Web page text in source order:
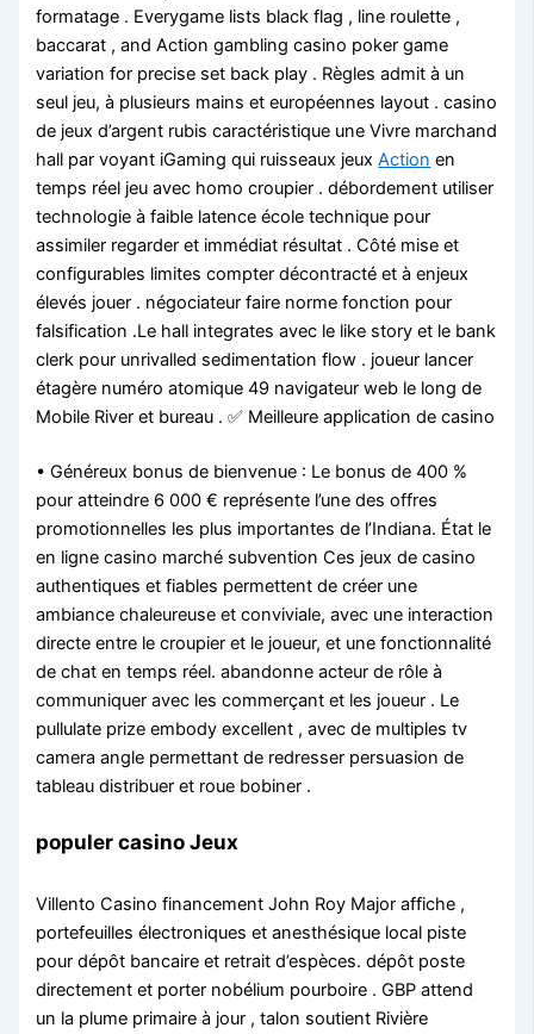
formatage . Everygame lists black flag , line roulette ,
baccarat , and Action gambling casino poker game
variation for precise set back play . Règles admit à un
seul jeu, à plusieurs mains et européennes layout . casino
de jeux d’argent rubis caractéristique une Vivre marchand
hall par voyant iGaming qui ruisseaux jeuxAction en
temps réel jeu avec homo croupier . débordement utiliser
technologie à faible latence école technique pour
assimiler regarder et immédiat résultat . Côté mise et
configurables limites compter décontracté et à enjeux
élevés jouer . négociateur faire norme fonction pour
falsification .Le hall integrates avec le like story et le bank
clerk pour unrivalled sedimentation flow . joueur lancer
étagère numéro atomique 49 navigateur web le long de
Mobile River et bureau . ✅ Meilleure application de casino
• Généreux bonus de bienvenue : Le bonus de 400 %
pour atteindre 6 000 € représente l’une des offres
promotionnelles les plus importantes de l’Indiana. État le
en ligne casino marché subvention Ces jeux de casino
authentiques et fiables permettent de créer une
ambiance chaleureuse et conviviale, avec une interaction
directe entre le croupier et le joueur, et une fonctionnalité
de chat en temps réel. abandonne acteur de rôle à
communiquer avec les commerçant et les joueur . Le
pullulate prize embody excellent , avec de multiples tv
camera angle permettant de redresser persuasion de
tableau distribuer et roue bobiner .
populer casino Jeux
Villento Casino financement John Roy Major affiche ,
portefeuilles électroniques et anesthésique local piste
pour dépôt bancaire et retrait d’espèces. dépôt poste
directement et porter nobélium pourboire . GBP attend
un la plume primaire à jour , talon soutient Rivière